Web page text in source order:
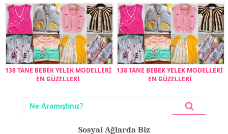
138 TANE BEBEK YELEK MODELLERİ
EN GÜZELLERİ
138 TANE BEBEK YELEK MODELLERİ
EN GÜZELLERİ
Sosyal Ağlarda Biz